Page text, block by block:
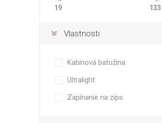
19 133
Vlastnosti
Kabínová batožina
Ultralight
Zapínanie na zips